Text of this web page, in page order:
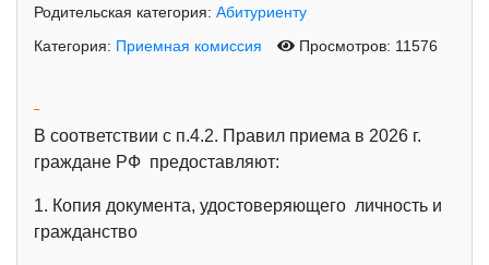
Родительская категория: Абитуриенту
Категория: Приемная комиссия Просмотров: 11576
В соответствии с п.4.2. Правил приема в 2026 г.
граждане РФ предоставляют:
1. Копия документа, удостоверяющего личность и
гражданство